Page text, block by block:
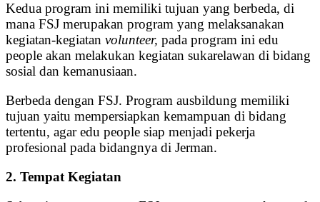
Kedua program ini memiliki tujuan yang berbeda, di
mana FSJ merupakan program yang melaksanakan
kegiatan-kegiatan volunteer, pada program ini edu
people akan melakukan kegiatan sukarelawan di bidang
sosial dan kemanusiaan.
Berbeda dengan FSJ. Program ausbildung memiliki
tujuan yaitu mempersiapkan kemampuan di bidang
tertentu, agar edu people siap menjadi pekerja
profesional pada bidangnya di Jerman.
2. Tempat Kegiatan